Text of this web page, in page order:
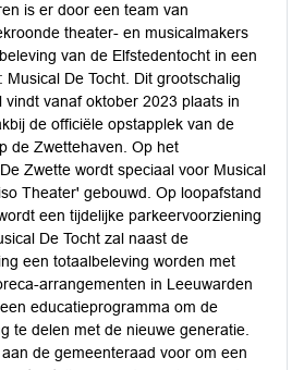
is er door een team van
theater- en musicalmakers
van de Elfstedentocht in een
Musical De Tocht. Dit grootschalig
vindt vanaf oktober 2023 plaats in
de officiële opstapplek van de
de Zwettehaven. Op het
Zwette wordt speciaal voor Musical
Theater' gebouwd. Op loopafstand
een tijdelijke parkeervoorziening
De Tocht zal naast de
een totaalbeleving worden met
arrangementen in Leeuwarden
educatieprogramma om de
te delen met de nieuwe generatie.
de gemeenteraad voor om een